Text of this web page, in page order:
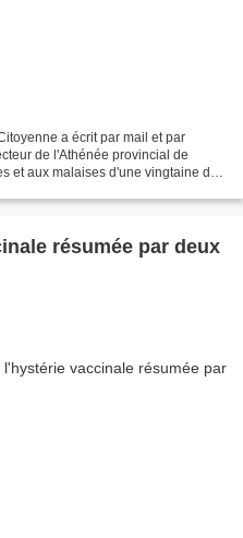
a écrit par mail et par
de l'Athénée provincial de
et aux malaises d'une vingtaine de
résumée par deux